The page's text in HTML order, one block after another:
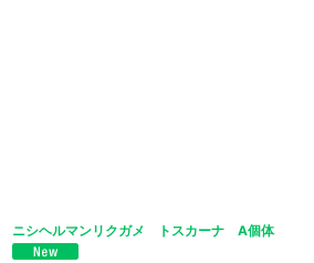
ニシヘルマンリクガメ トスカーナ A個体